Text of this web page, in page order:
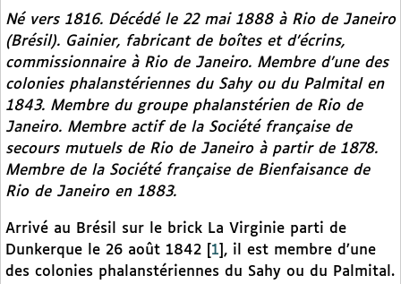
Né vers 1816. Décédé le 22 mai 1888 à Rio de Janeiro
(Brésil). Gainier, fabricant de boîtes et d’écrins,
commissionnaire à Rio de Janeiro. Membre d’une des
colonies phalanstériennes du Sahy ou du Palmital en
1843. Membre du groupe phalanstérien de Rio de
Janeiro. Membre actif de la Société française de
secours mutuels de Rio de Janeiro à partir de 1878.
Membre de la Société française de Bienfaisance de
Rio de Janeiro en 1883.
Arrivé au Brésil sur le brick La Virginie parti de
Dunkerque le 26 août 1842
1 , il est membre d’une
des colonies phalanstériennes du Sahy ou du Palmital.